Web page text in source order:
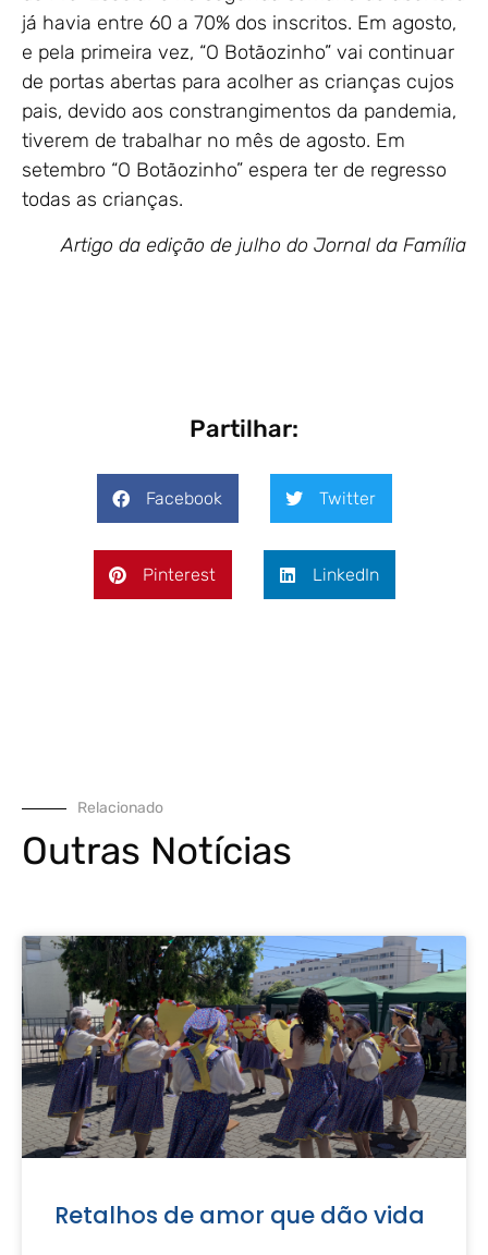
já havia entre 60 a 70% dos inscritos. Em agosto,
e pela primeira vez, “O Botãozinho” vai continuar
de portas abertas para acolher as crianças cujos
pais, devido aos constrangimentos da pandemia,
tiverem de trabalhar no mês de agosto. Em
setembro “O Botãozinho” espera ter de regresso
todas as crianças.
Artigo da edição de julho do Jornal da Família
Partilhar:
Facebook Twitter
Pinterest LinkedIn
Relacionado
Outras Notícias
Retalhos de amor que dão vida